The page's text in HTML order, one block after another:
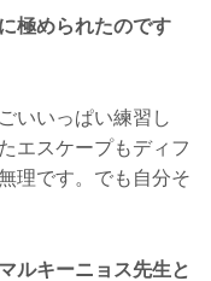
極められたのです
いいっぱい練習し
エスケープもディフ
理です。でも自分そ
ルキーニョス先生と